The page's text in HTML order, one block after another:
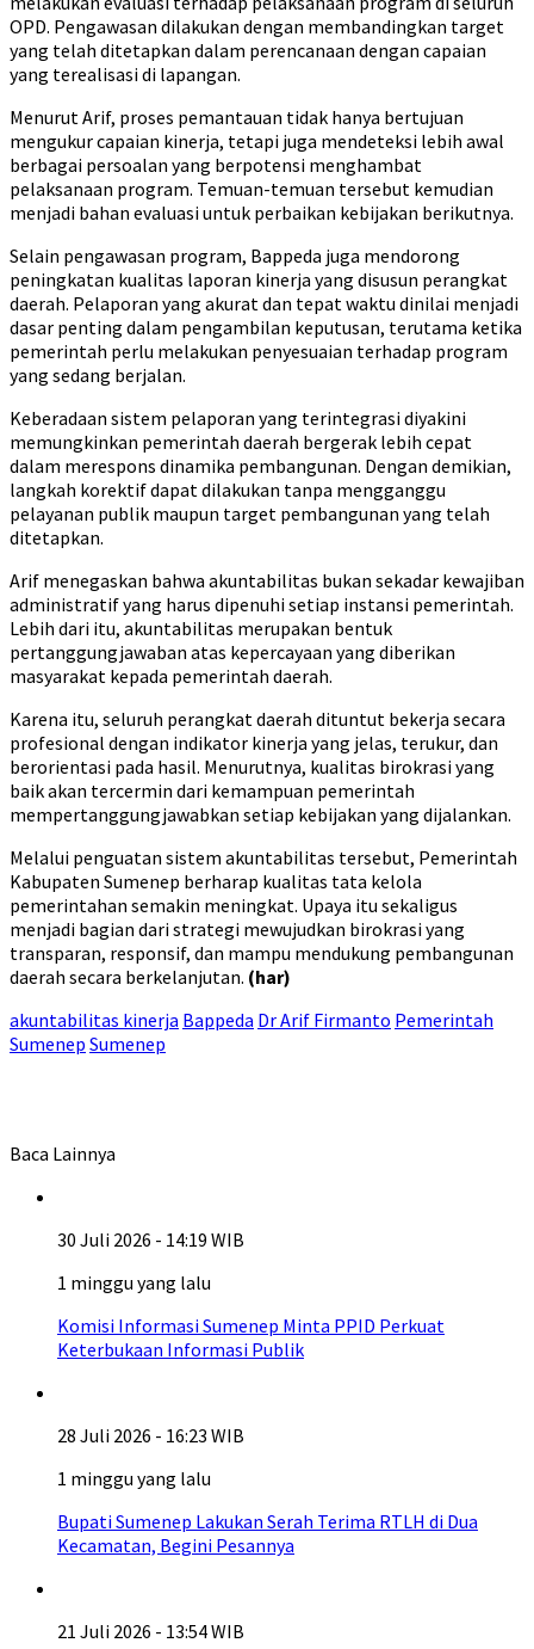
OPD. Pengawasan dilakukan dengan membandingkan target
yang telah ditetapkan dalam perencanaan dengan capaian
yang terealisasi di lapangan.
Menurut Arif, proses pemantauan tidak hanya bertujuan
mengukur capaian kinerja, tetapi juga mendeteksi lebih awal
berbagai persoalan yang berpotensi menghambat
pelaksanaan program. Temuan-temuan tersebut kemudian
menjadi bahan evaluasi untuk perbaikan kebijakan berikutnya.
Selain pengawasan program, Bappeda juga mendorong
peningkatan kualitas laporan kinerja yang disusun perangkat
daerah. Pelaporan yang akurat dan tepat waktu dinilai menjadi
dasar penting dalam pengambilan keputusan, terutama ketika
pemerintah perlu melakukan penyesuaian terhadap program
yang sedang berjalan.
Keberadaan sistem pelaporan yang terintegrasi diyakini
memungkinkan pemerintah daerah bergerak lebih cepat
dalam merespons dinamika pembangunan. Dengan demikian,
langkah korektif dapat dilakukan tanpa mengganggu
pelayanan publik maupun target pembangunan yang telah
ditetapkan.
Arif menegaskan bahwa akuntabilitas bukan sekadar kewajiban
administratif yang harus dipenuhi setiap instansi pemerintah.
Lebih dari itu, akuntabilitas merupakan bentuk
pertanggungjawaban atas kepercayaan yang diberikan
masyarakat kepada pemerintah daerah.
Karena itu, seluruh perangkat daerah dituntut bekerja secara
profesional dengan indikator kinerja yang jelas, terukur, dan
berorientasi pada hasil. Menurutnya, kualitas birokrasi yang
baik akan tercermin dari kemampuan pemerintah
mempertanggungjawabkan setiap kebijakan yang dijalankan.
Melalui penguatan sistem akuntabilitas tersebut, Pemerintah
Kabupaten Sumenep berharap kualitas tata kelola
pemerintahan semakin meningkat. Upaya itu sekaligus
menjadi bagian dari strategi mewujudkan birokrasi yang
transparan, responsif, dan mampu mendukung pembangunan
daerah secara berkelanjutan. (har)
akuntabilitas kinerja Bappeda Dr Arif Firmanto Pemerintah
Sumenep Sumenep
Baca Lainnya
30 Juli 2026 - 14:19 WIB
1 minggu yang lalu
Komisi Informasi Sumenep Minta PPID Perkuat
Keterbukaan Informasi Publik
28 Juli 2026 - 16:23 WIB
1 minggu yang lalu
Bupati Sumenep Lakukan Serah Terima RTLH di Dua
Kecamatan, Begini Pesannya
21 Juli 2026 - 13:54 WIB